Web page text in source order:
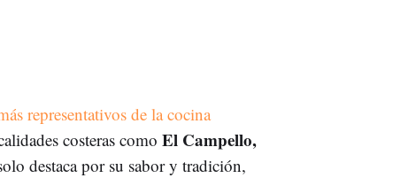
representativos de la cocina
costeras como El Campello,
destaca por su sabor y tradición,